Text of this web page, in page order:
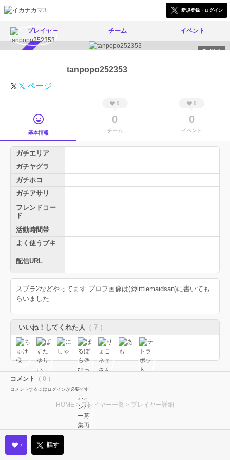
新規登録・ログイン
プレイヤー チーム イベント
359
tanpopo252353
𝕏 ページ
基本情報
0
0
チーム
0
0
イベント
ガチエリア
ガチヤグラ
ガチホコ
ガチアサリ
フレンドコー
ド
活動時間帯
よく使うブキ
配信URL
スプラ2などやってます プロフ画像は(@littlemaidsan)に書いても
らいました
いいね！してくれた人 （ 7 ）
コメント （ 0 ）
コメントするにはログインが必要です
HOME > プレイヤー一覧 > プレイヤー詳細
7 話す